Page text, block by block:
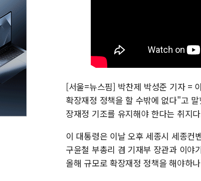
[서울=뉴스핌] 박찬제 박성준 기자 =
확장재정 정책을 할 수밖에 없다"고
장재정 기조를 유지해야 한다는 취지
이 대통령은 이날 오후 세종시 세종컨
구윤철 부총리 겸 기재부 장관과 이
올해 규모로 확장재정 정책을 해야하